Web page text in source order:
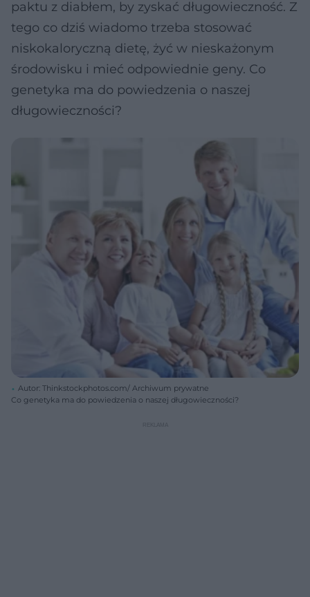
paktu z diabłem, by zyskać długowieczność. Z
tego co dziś wiadomo trzeba stosować
niskokaloryczną dietę, żyć w nieskażonym
środowisku i mieć odpowiednie geny. Co
genetyka ma do powiedzenia o naszej
długowieczności?
Autor: Thinkstockphotos.com/ Archiwum prywatne
Co genetyka ma do powiedzenia o naszej długowieczności?